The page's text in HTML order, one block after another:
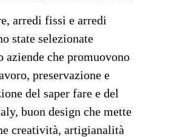
arredi fissi e arredi
state selezionate
aziende che promuovono
preservazione e
del saper fare e del
buon design che mette
creatività, artigianalità